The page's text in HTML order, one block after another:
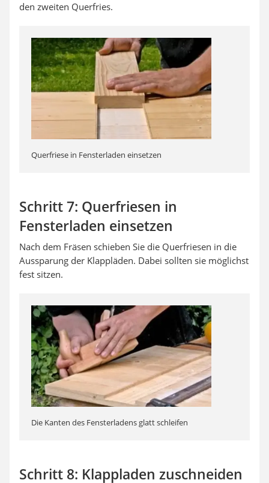
den zweiten Querfries.
Querfriese in Fensterladen einsetzen
Schritt 7: Querfriesen in
Fensterladen einsetzen
Nach dem Fräsen schieben Sie die Querfriesen in die
Aussparung der Klappläden. Dabei sollten sie möglichst
fest sitzen.
Die Kanten des Fensterladens glatt schleifen
Schritt 8: Klappladen zuschneiden